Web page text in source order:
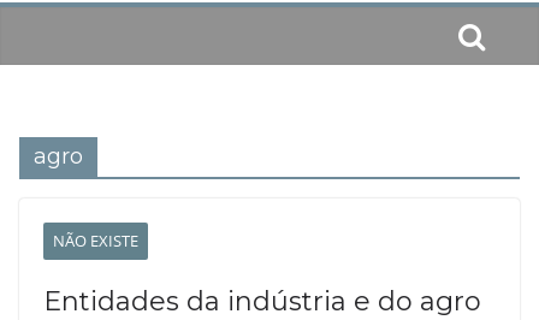
agro
NÃO EXISTE
Entidades da indústria e do agro